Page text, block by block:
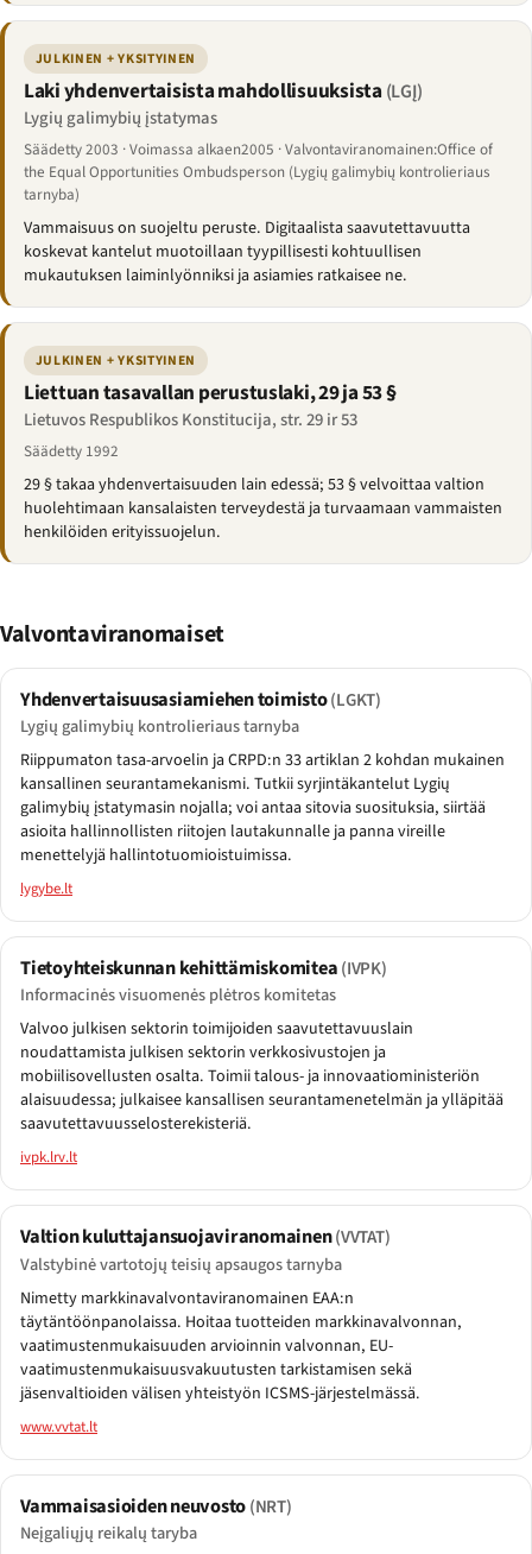
JULKINEN + YKSITYINEN
Laki yhdenvertaisista mahdollisuuksista (LGĮ)
Lygių galimybių įstatymas
Säädetty 2003 · Voimassa alkaen2005 · Valvontaviranomainen:Office of
the Equal Opportunities Ombudsperson (Lygių galimybių kontrolieriaus
tarnyba)
Vammaisuus on suojeltu peruste. Digitaalista saavutettavuutta
koskevat kantelut muotoillaan tyypillisesti kohtuullisen
mukautuksen laiminlyönniksi ja asiamies ratkaisee ne.
JULKINEN + YKSITYINEN
Liettuan tasavallan perustuslaki, 29 ja 53 §
Lietuvos Respublikos Konstitucija, str. 29 ir 53
Säädetty 1992
29 § takaa yhdenvertaisuuden lain edessä; 53 § velvoittaa valtion
huolehtimaan kansalaisten terveydestä ja turvaamaan vammaisten
henkilöiden erityissuojelun.
Valvontaviranomaiset
Yhdenvertaisuusasiamiehen toimisto(LGKT)
Lygių galimybių kontrolieriaus tarnyba
Riippumaton tasa-arvoelin ja CRPD:n 33 artiklan 2 kohdan mukainen
kansallinen seurantamekanismi. Tutkii syrjintäkantelut Lygių
galimybių įstatymasin nojalla; voi antaa sitovia suosituksia, siirtää
asioita hallinnollisten riitojen lautakunnalle ja panna vireille
menettelyjä hallintotuomioistuimissa.
lygybe.lt
Tietoyhteiskunnan kehittämiskomitea(IVPK)
Informacinės visuomenės plėtros komitetas
Valvoo julkisen sektorin toimijoiden saavutettavuuslain
noudattamista julkisen sektorin verkkosivustojen ja
mobiilisovellusten osalta. Toimii talous- ja innovaatioministeriön
alaisuudessa; julkaisee kansallisen seurantamenetelmän ja ylläpitää
saavutettavuusselosterekisteriä.
ivpk.lrv.lt
Valtion kuluttajansuojaviranomainen(VVTAT)
Valstybinė vartotojų teisių apsaugos tarnyba
Nimetty markkinavalvontaviranomainen EAA:n
täytäntöönpanolaissa. Hoitaa tuotteiden markkinavalvonnan,
vaatimustenmukaisuuden arvioinnin valvonnan, EU-
vaatimustenmukaisuusvakuutusten tarkistamisen sekä
jäsenvaltioiden välisen yhteistyön ICSMS-järjestelmässä.
www.vvtat.lt
Vammaisasioiden neuvosto(NRT)
Neįgaliųjų reikalų taryba